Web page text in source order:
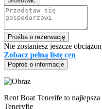
Prośba o rezerwację
Nie zostaniesz jeszcze
Zobacz pełną listę cen
Poproś o informacje
Rent Boat Tenerife to
Teneryfie